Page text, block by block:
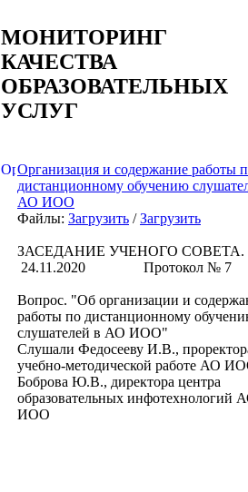
МОНИТОРИНГ
КАЧЕСТВА
ОБРАЗОВАТЕЛЬНЫХ
УСЛУГ
Организация и содержание работы
дистанционному обучению
АО ИОО
Файлы: Загрузить /Загрузить
ЗАСЕДАНИЕ УЧЕНОГО СОВЕТА.
24.11.2020 Протокол № 7
Вопрос. "Об организации и
работы по дистанционному
слушателей в АО ИОО"
Слушали Федосееву И.В.,
учебно-методической работе АО
Боброва Ю.В., директора центра
образовательных инфотехнологий
ИОО